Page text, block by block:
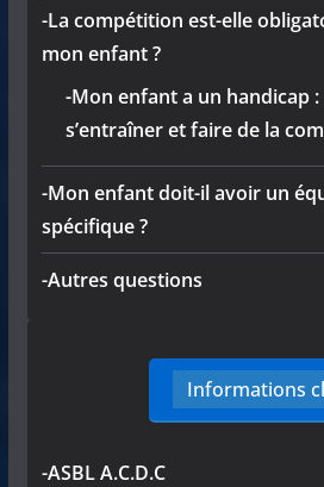
-La compétition est-elle
mon enfant ?
-Mon enfant a un handicap
s’entraîner et faire de la
-Mon enfant doit-il avoir un
spécifique ?
-Autres questions
Informations
-ASBL A.C.D.C